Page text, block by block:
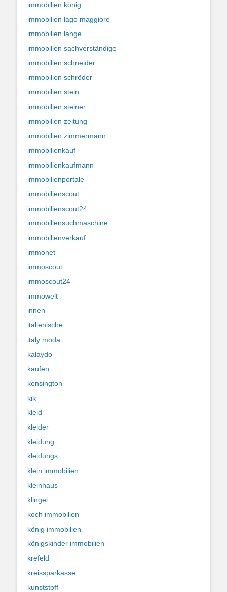
immobilien könig
immobilien lago maggiore
immobilien lange
immobilien sachverständige
immobilien schneider
immobilien schröder
immobilien stein
immobilien steiner
immobilien zeitung
immobilien zimmermann
immobilienkauf
immobilienkaufmann
immobilienportale
immobilienscout
immobilienscout24
immobiliensuchmaschine
immobilienverkauf
immonet
immoscout
immoscout24
immowelt
innen
italienische
italy moda
kalaydo
kaufen
kensington
kik
kleid
kleider
kleidung
kleidungs
klein immobilien
kleinhaus
klingel
koch immobilien
könig immobilien
königskinder immobilien
krefeld
kreissparkasse
kunststoff